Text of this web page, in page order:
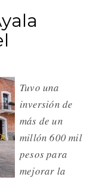
Tuvo una
inversión de
más de un
millón 600 mil
pesos para
mejorar la